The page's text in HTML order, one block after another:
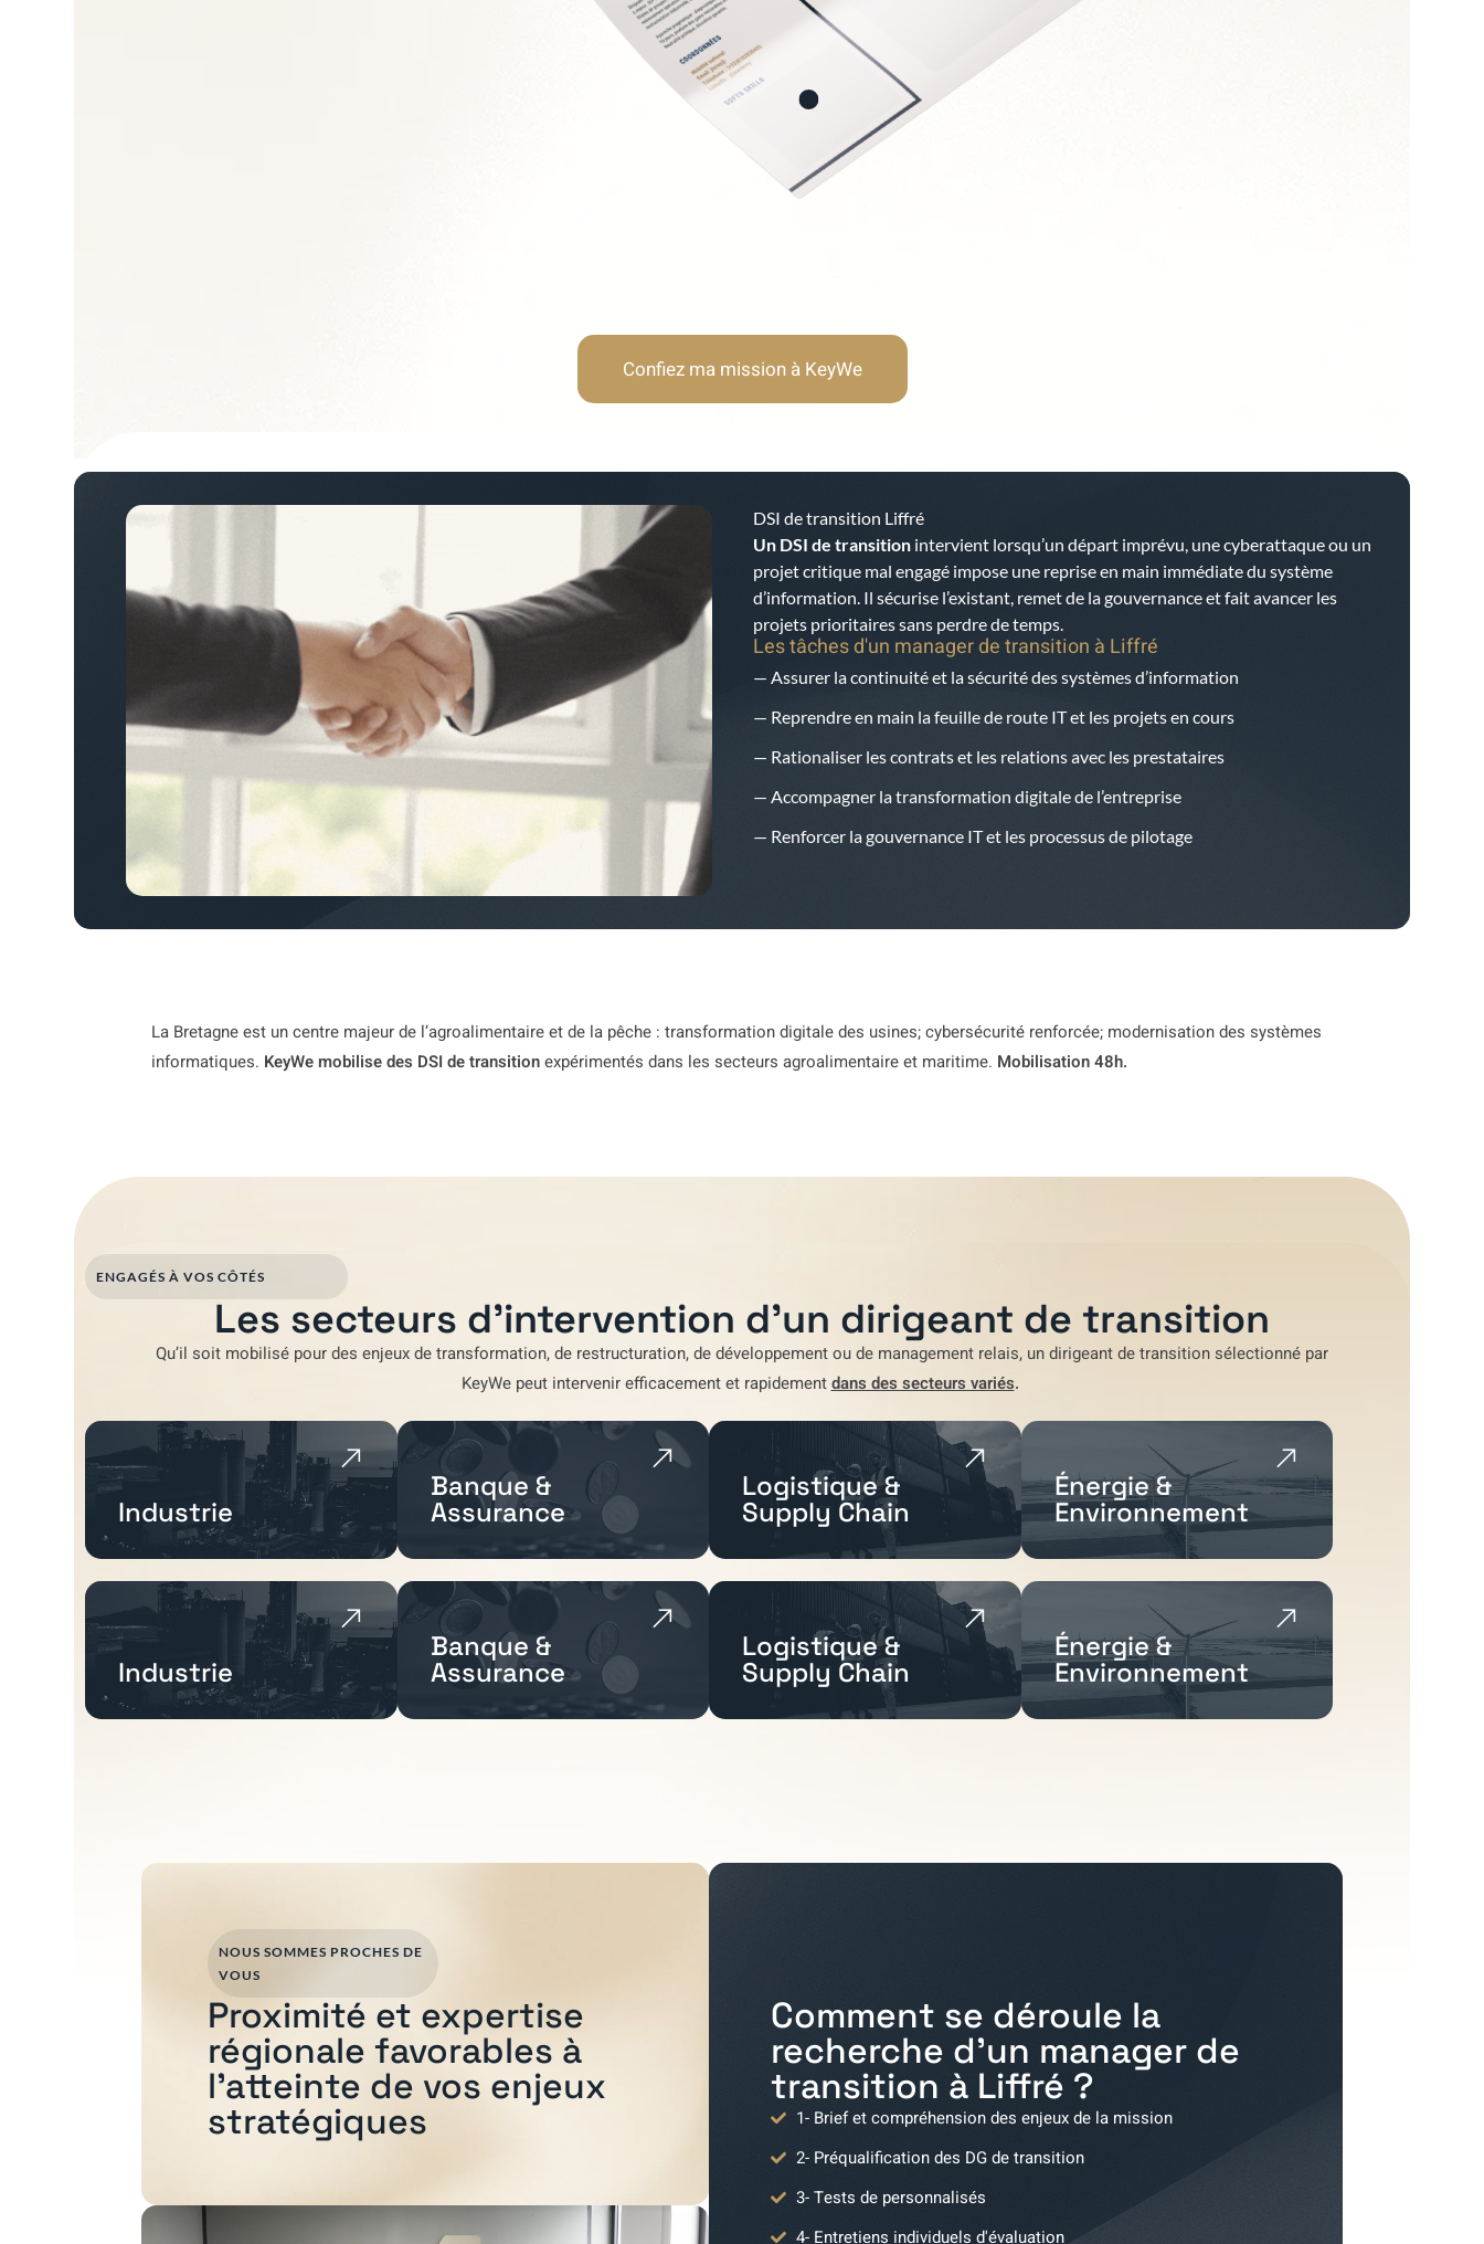
Soft Skills recherchées :
Vision stratégique et sens des enjeux métier
Capacité à vulgariser les sujets techniques
Rigueur et orienté résultats
Leadership et gestion de la complexité
Confiez ma mission à KeyWe
DSI de transition Liffré
Un DSI de transition intervient lorsqu’un départ imprévu, une cyberattaque ou un
projet critique mal engagé impose une reprise en main immédiate du système
d’information. Il sécurise l’existant, remet de la gouvernance et fait avancer les
projets prioritaires sans perdre de temps.
Les tâches d'un manager de transition à Liffré
— Assurer la continuité et la sécurité des systèmes d’information
— Reprendre en main la feuille de route IT et les projets en cours
— Rationaliser les contrats et les relations avec les prestataires
— Accompagner la transformation digitale de l’entreprise
— Renforcer la gouvernance IT et les processus de pilotage
La Bretagne est un centre majeur de l’agroalimentaire et de la pêche : transformation digitale des usines; cybersécurité renforcée; modernisation des systèmes
informatiques. KeyWe mobilise des DSI de transitionexpérimentés dans les secteurs agroalimentaire et maritime. Mobilisation 48h.
ENGAGÉS À VOS CÔTÉS
Les secteurs d'intervention d'un dirigeant de transition
Qu’il soit mobilisé pourdes enjeux de transformation,de restructuration,de développementou de management relais, un dirigeant de transition sélectionné par
KeyWepeut intervenir efficacement et rapidementdans des secteurs variés.
Industrie
Banque &
Assurance
Logistique &
Supply Chain
Énergie &
Environnement
Industrie
Banque &
Assurance
Logistique &
Supply Chain
Énergie &
Environnement
Comment se déroule la
recherche d'un manager de
transition à Liffré ?
1- Brief et compréhension des enjeux de la mission
2- Préqualification des DG de transition
3- Tests de personnalisés
4- Entretiens individuels d'évaluation
NOUS SOMMES PROCHES DE
VOUS
Proximité et expertise
régionale favorables à
l'atteinte de vos enjeux
stratégiques